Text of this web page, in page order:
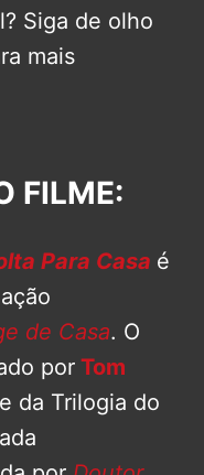
Siga de olho
mais
FILME:
Para Casa é
de Casa. O
por Tom
da Trilogia do